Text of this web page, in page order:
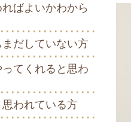
ばよいかわから
だしていない方
てくれると思わ
われている方